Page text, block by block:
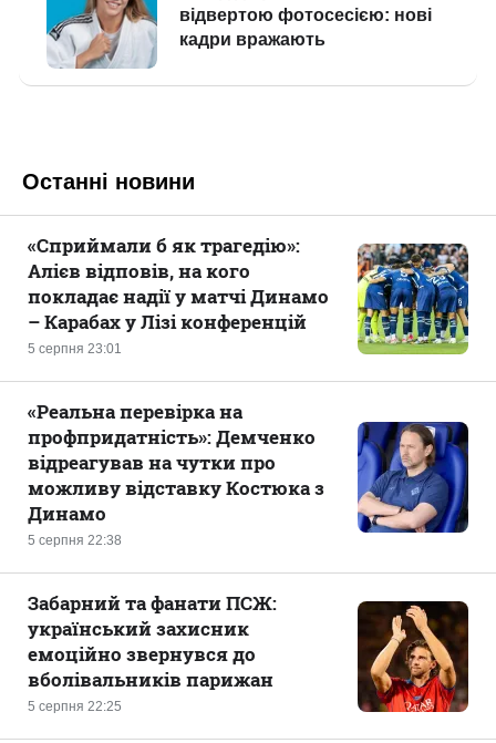
Останні новини
5 серпня 23:01
«Сприймали б як трагедію»:
Алієв відповів, на кого
покладає надії у матчі Динамо
– Карабах у Лізі конференцій
5 серпня 22:38
«Реальна перевірка на
профпридатність»: Демченко
відреагував на чутки про
можливу відставку Костюка з
Динамо
5 серпня 22:25
Забарний та фанати ПСЖ:
український захисник
емоційно звернувся до
вболівальників парижан